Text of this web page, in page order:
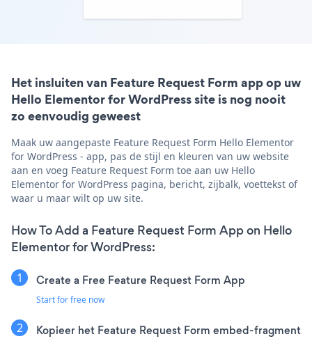
Het insluiten van Feature Request Form app op uw
Hello Elementor for WordPress site is nog nooit
zo eenvoudig geweest
Maak uw aangepaste Feature Request Form Hello Elementor
for WordPress - app, pas de stijl en kleuren van uw website
aan en voeg Feature Request Form toe aan uw Hello
Elementor for WordPress pagina, bericht, zijbalk, voettekst of
waar u maar wilt op uw site.
How To Add a Feature Request Form App on Hello
Elementor for WordPress:
Create a Free Feature Request Form App
Start for free now
Kopieer het Feature Request Form embed-fragment